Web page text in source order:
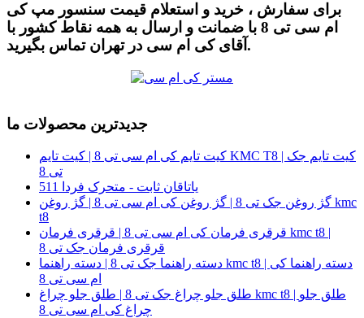
برای سفارش ، خرید و استعلام قیمت سنسور مپ کی
ام سی تی 8 با ضمانت و ارسال به همه نقاط کشور با
آقای کی ام سی در تهران تماس بگیرید.
جدیدترین محصولات ما
کیت تایم کی ام سی تی 8 | کیت تایم KMC T8 | کیت تایم جک
تی 8
یاتاقان ثابت - متحرک فردا 511
گژ روغن جک تی 8 | گژ روغن کی ام سی تی 8 | گژ روغن kmc
t8
قرقری فرمان کی ام سی تی 8 | قرقری فرمان kmc t8 |
قرقری فرمان جک تی 8
دسته راهنما جک تی 8 | دسته راهنما kmc t8 | دسته راهنما کی
ام سی تی 8
طلق جلو چراغ جک تی 8 | طلق جلو چراغ kmc t8 | طلق جلو
چراغ کی ام سی تی 8